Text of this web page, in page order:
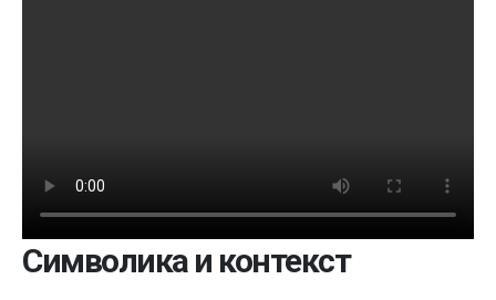
Символика и контекст